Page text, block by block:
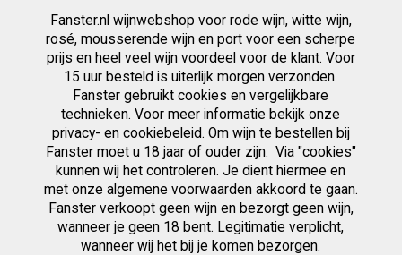
Fanster.nl wijnwebshop voor rode wijn, witte wijn,
rosé, mousserende wijn en port voor een scherpe
prijs en heel veel wijn voordeel voor de klant. Voor
15 uur besteld is uiterlijk morgen verzonden.
Fanster gebruikt cookies en vergelijkbare
technieken. Voor meer informatie bekijk onze
privacy- en cookiebeleid. Om wijn te bestellen bij
Fanster moet u 18 jaar of ouder zijn. Via "cookies"
kunnen wij het controleren. Je dient hiermee en
met onze algemene voorwaarden akkoord te gaan.
Fanster verkoopt geen wijn en bezorgt geen wijn,
wanneer je geen 18 bent. Legitimatie verplicht,
wanneer wij het bij je komen bezorgen.
Zoek
inhoud
Klant Login
Geregistreerde Klanten
Als u een account hebt, meld u dan aan met uw e-mailadres.
E-mailadres